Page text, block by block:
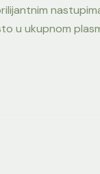
u ukupnom